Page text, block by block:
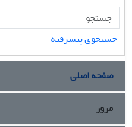
جستجوی پیشرفته
صفحه اصلی
مرور